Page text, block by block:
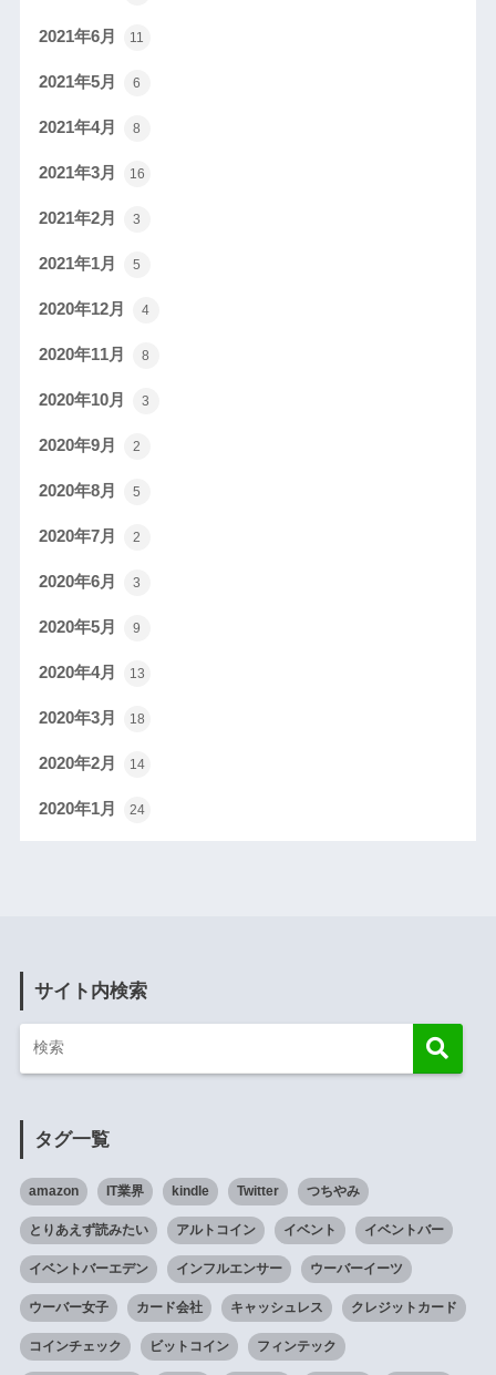
2021年6月 11
2021年5月 6
2021年4月 8
2021年3月 16
2021年2月 3
2021年1月 5
2020年12月 4
2020年11月 8
2020年10月 3
2020年9月 2
2020年8月 5
2020年7月 2
2020年6月 3
2020年5月 9
2020年4月 13
2020年3月 18
2020年2月 14
2020年1月 24
サイト内検索
タグ一覧
amazon IT業界 kindle Twitter つちやみ
とりあえず読みたい アルトコイン イベント イベントバー
イベントバーエデン インフルエンサー ウーバーイーツ
ウーバー女子 カード会社 キャッシュレス クレジットカード
コインチェック ビットコイン フィンテック